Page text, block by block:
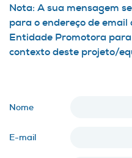
Nota: A sua mensagem
para o endereço de
Entidade Promotora
contexto deste projeto/
Nome
E-mail